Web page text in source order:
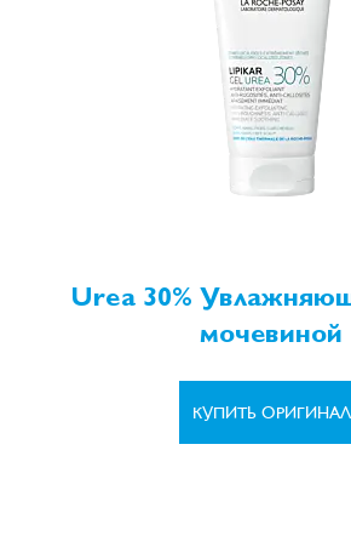
Urea 30%
мочевиной
КУПИТЬ ОРИГИНАЛ